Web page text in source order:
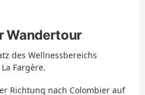
Wandertour
des Wellnessbereichs
Fargère.
Richtung nach Colombier auf